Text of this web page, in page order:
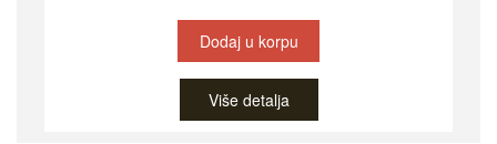
Dodaj u korpu
Više detalja